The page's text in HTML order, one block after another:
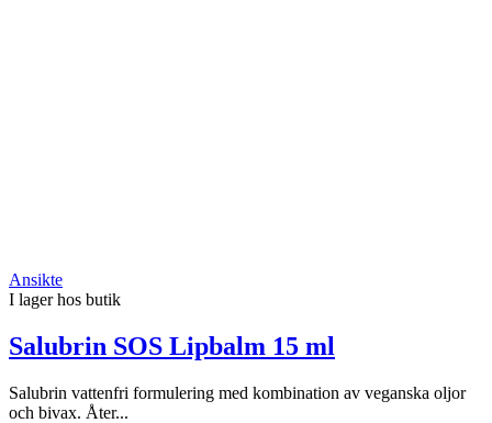
Ansikte
I lager hos butik
Salubrin SOS Lipbalm 15 ml
Salubrin vattenfri formulering med kombination av veganska oljor
och bivax. Åter...